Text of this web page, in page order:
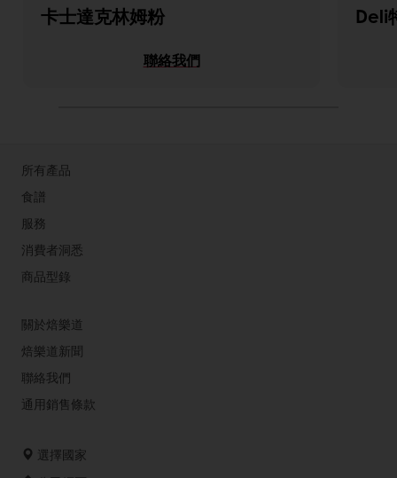
卡士達克林姆粉
聯絡我們
Deli
所有產品
食譜
服務
消費者洞悉
商品型錄
關於焙樂道
焙樂道新聞
聯絡我們
通用銷售條款
選擇國家